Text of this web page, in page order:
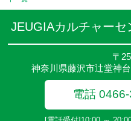
JEUGIAカルチャー
〒
神奈川県藤沢市辻堂神
電話